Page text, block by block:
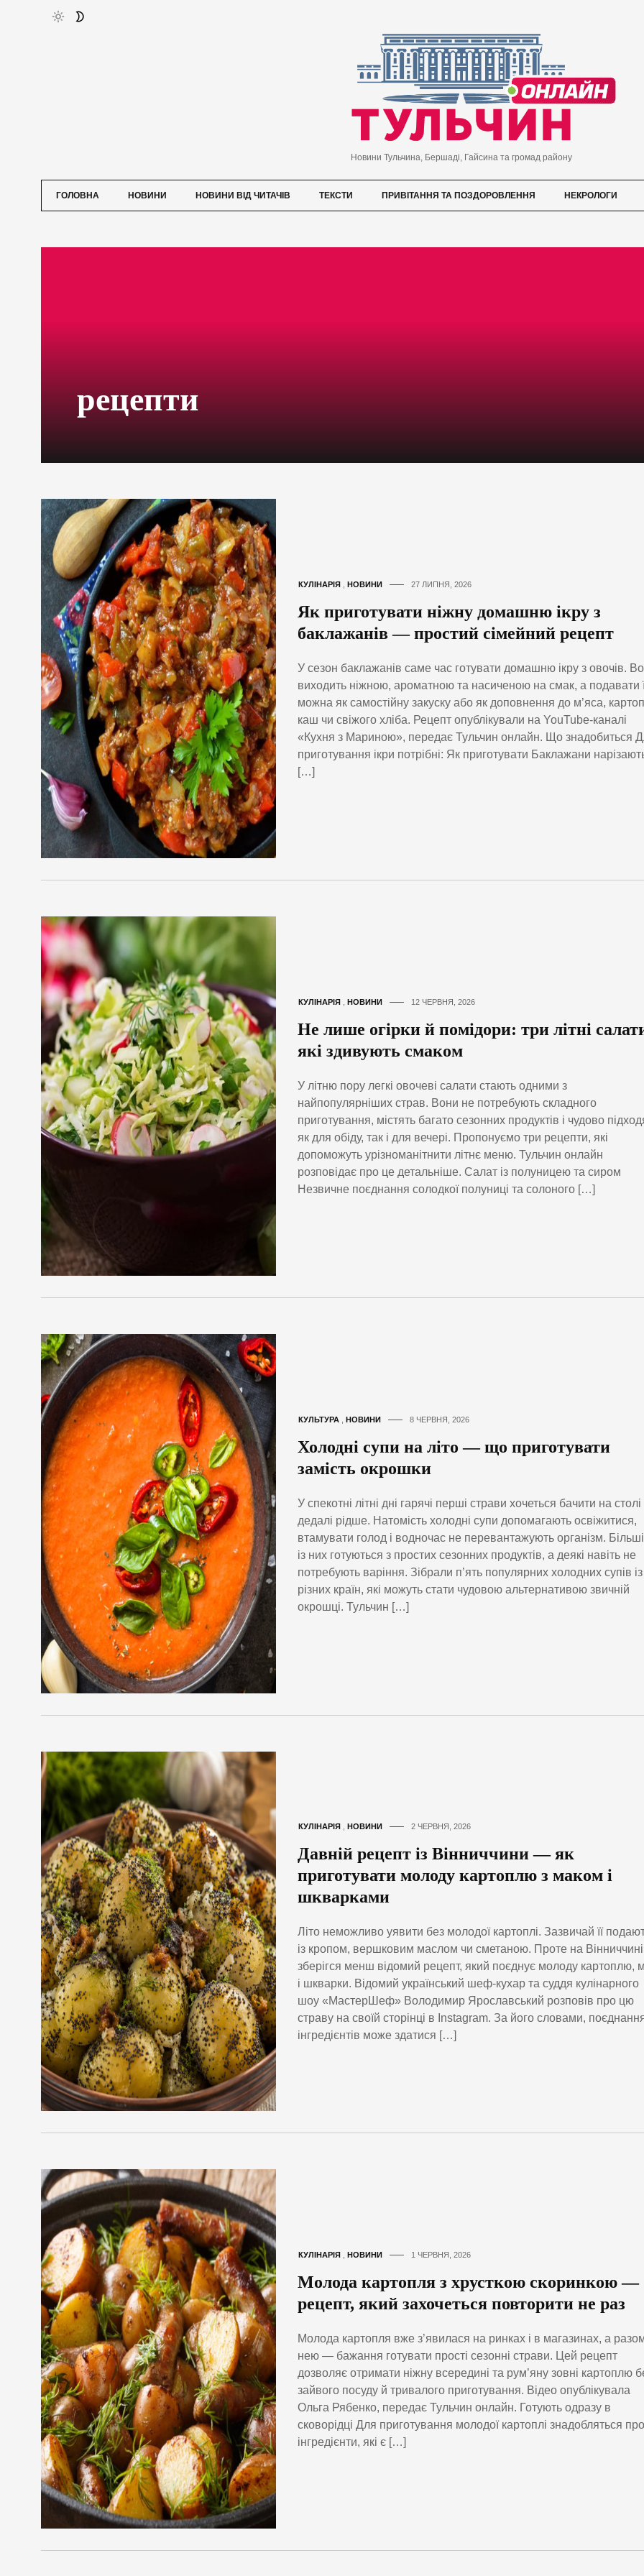
Новини Тульчина, Бершаді, Гайсина та громад району
ГОЛОВНА НОВИНИ НОВИНИ ВІД ЧИТАЧІВ ТЕКСТИ ПРИВІТАННЯ ТА ПОЗДОРОВЛЕННЯ НЕКРОЛОГИ
рецепти
КУЛІНАРІЯ , НОВИНИ 27 ЛИПНЯ, 2026
Як приготувати ніжну домашню ікру з
баклажанів — простий сімейний рецепт
У сезон баклажанів саме час готувати домашню ікру з овочів.
виходить ніжною, ароматною та насиченою на смак, а подавати
можна як самостійну закуску або як доповнення до м’яса,
каш чи свіжого хліба. Рецепт опублікували на YouTube-каналі
«Кухня з Мариною», передає Тульчин онлайн. Що знадобиться
приготування ікри потрібні: Як приготувати Баклажани
[…]
КУЛІНАРІЯ , НОВИНИ 12 ЧЕРВНЯ, 2026
Не лише огірки й помідори: три літні
які здивують смаком
У літню пору легкі овочеві салати стають одними з
найпопулярніших страв. Вони не потребують складного
приготування, містять багато сезонних продуктів і чудово
як для обіду, так і для вечері. Пропонуємо три рецепти, які
допоможуть урізноманітнити літнє меню. Тульчин онлайн
розповідає про це детальніше. Салат із полуницею та сиром
Незвичне поєднання солодкої полуниці та солоного […]
КУЛЬТУРА , НОВИНИ 8 ЧЕРВНЯ, 2026
Холодні супи на літо — що приготувати
замість окрошки
У спекотні літні дні гарячі перші страви хочеться бачити на столі
дедалі рідше. Натомість холодні супи допомагають освіжитися,
втамувати голод і водночас не перевантажують організм.
із них готуються з простих сезонних продуктів, а деякі навіть не
потребують варіння. Зібрали п’ять популярних холодних супів із
різних країн, які можуть стати чудовою альтернативою звичній
окрошці. Тульчин […]
КУЛІНАРІЯ , НОВИНИ 2 ЧЕРВНЯ, 2026
Давній рецепт із Вінниччини — як
приготувати молоду картоплю з маком і
шкварками
Літо неможливо уявити без молодої картоплі. Зазвичай її
із кропом, вершковим маслом чи сметаною. Проте на Вінниччині
зберігся менш відомий рецепт, який поєднує молоду картоплю,
і шкварки. Відомий український шеф-кухар та суддя кулінарного
шоу «МастерШеф» Володимир Ярославський розповів про цю
страву на своїй сторінці в Instagram. За його словами,
інгредієнтів може здатися […]
КУЛІНАРІЯ , НОВИНИ 1 ЧЕРВНЯ, 2026
Молода картопля з хрусткою скоринкою —
рецепт, який захочеться повторити не раз
Молода картопля вже з’явилася на ринках і в магазинах, а разом
нею — бажання готувати прості сезонні страви. Цей рецепт
дозволяє отримати ніжну всередині та рум’яну зовні картоплю
зайвого посуду й тривалого приготування. Відео опублікувала
Ольга Рябенко, передає Тульчин онлайн. Готують одразу в
сковорідці Для приготування молодої картоплі знадобляться
інгредієнти, які є […]